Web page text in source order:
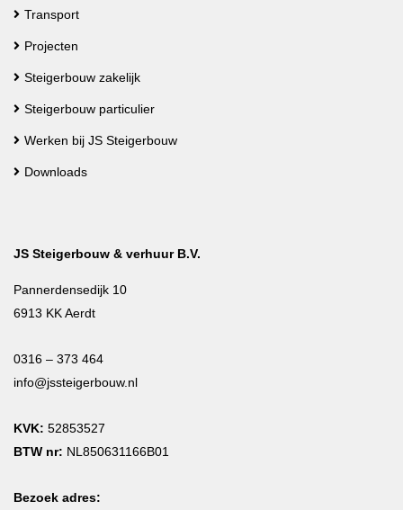
Transport
Projecten
Steigerbouw zakelijk
Steigerbouw particulier
Werken bij JS Steigerbouw
Downloads
JS Steigerbouw & verhuur B.V.
Pannerdensedijk 10
6913 KK Aerdt
0316 – 373 464
info@jssteigerbouw.nl
KVK: 52853527
BTW nr: NL850631166B01
Bezoek adres: